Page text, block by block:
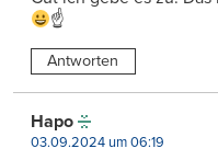
☝
Antworten
Hapo
03.09.2024 um 06:19